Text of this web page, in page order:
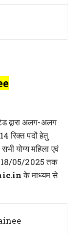
द्वारा अलग-अलग
रिक्त पदों हेतु
योग्य महिला एवं
18/05/2025 तक
के माध्यम से